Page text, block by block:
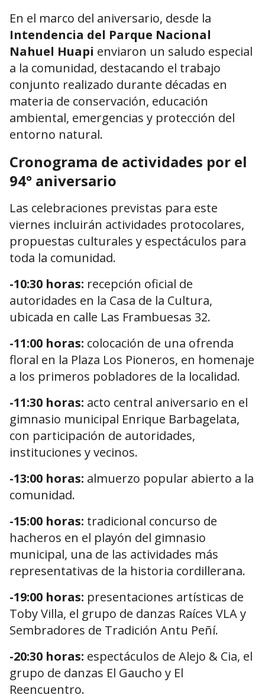
En el marco del aniversario, desde la
Intendencia del Parque Nacional
Nahuel Huapi enviaron un saludo especial
a la comunidad, destacando el trabajo
conjunto realizado durante décadas en
materia de conservación, educación
ambiental, emergencias y protección del
entorno natural.
Cronograma de actividades por el
94° aniversario
Las celebraciones previstas para este
viernes incluirán actividades protocolares,
propuestas culturales y espectáculos para
toda la comunidad.
-10:30 horas: recepción oficial de
autoridades en la Casa de la Cultura,
ubicada en calle Las Frambuesas 32.
-11:00 horas: colocación de una ofrenda
floral en la Plaza Los Pioneros, en homenaje
a los primeros pobladores de la localidad.
-11:30 horas: acto central aniversario en el
gimnasio municipal Enrique Barbagelata,
con participación de autoridades,
instituciones y vecinos.
-13:00 horas: almuerzo popular abierto a la
comunidad.
-15:00 horas: tradicional concurso de
hacheros en el playón del gimnasio
municipal, una de las actividades más
representativas de la historia cordillerana.
-19:00 horas: presentaciones artísticas de
Toby Villa, el grupo de danzas Raíces VLA y
Sembradores de Tradición Antu Peñí.
-20:30 horas: espectáculos de Alejo & Cia, el
grupo de danzas El Gaucho y El
Reencuentro.